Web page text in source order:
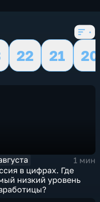
22 21
20
1 мин
в цифрах. Где
низкий уровень